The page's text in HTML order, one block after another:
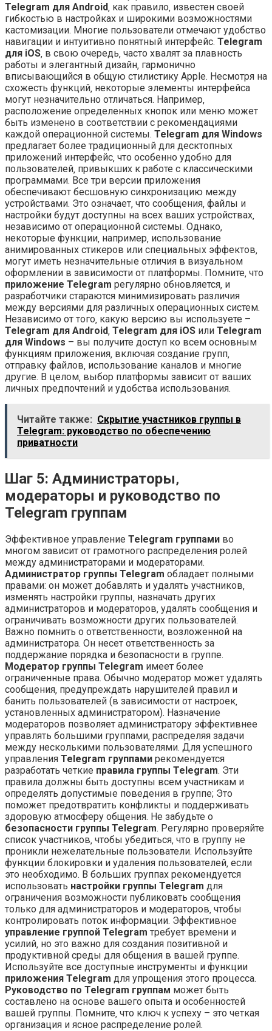
Telegram для Android‚ как правило‚ известен своей
гибкостью в настройках и широкими возможностями
кастомизации. Многие пользователи отмечают удобство
навигации и интуитивно понятный интерфейс. Telegram
для iOS‚ в свою очередь‚ часто хвалят за плавность
работы и элегантный дизайн‚ гармонично
вписывающийся в общую стилистику Apple. Несмотря на
схожесть функций‚ некоторые элементы интерфейса
могут незначительно отличаться. Например‚
расположение определенных кнопок или меню может
быть изменено в соответствии с рекомендациями
каждой операционной системы. Telegram для Windows
предлагает более традиционный для десктопных
приложений интерфейс‚ что особенно удобно для
пользователей‚ привыкших к работе с классическими
программами. Все три версии приложения
обеспечивают бесшовную синхронизацию между
устройствами. Это означает‚ что сообщения‚ файлы и
настройки будут доступны на всех ваших устройствах‚
независимо от операционной системы. Однако‚
некоторые функции‚ например‚ использование
анимированных стикеров или специальных эффектов‚
могут иметь незначительные отличия в визуальном
оформлении в зависимости от платформы. Помните‚ что
приложение Telegram регулярно обновляется‚ и
разработчики стараются минимизировать различия
между версиями для различных операционных систем.
Независимо от того‚ какую версию вы используете –
Telegram для Android‚ Telegram для iOS или Telegram
для Windows – вы получите доступ ко всем основным
функциям приложения‚ включая создание групп‚
отправку файлов‚ использование каналов и многие
другие. В целом‚ выбор платформы зависит от ваших
личных предпочтений и удобства использования.
Читайте также: Скрытие участников группы в
Telegram: руководство по обеспечению
приватности
Шаг 5: Администраторы‚
модераторы и руководство по
Telegram группам
Эффективное управление Telegram группами во
многом зависит от грамотного распределения ролей
между администраторами и модераторами.
Администратор группы Telegram обладает полными
правами: он может добавлять и удалять участников‚
изменять настройки группы‚ назначать других
администраторов и модераторов‚ удалять сообщения и
ограничивать возможности других пользователей.
Важно помнить о ответственности‚ возложенной на
администратора. Он несет ответственность за
поддержание порядка и безопасности в группе.
Модератор группы Telegram имеет более
ограниченные права. Обычно модератор может удалять
сообщения‚ предупреждать нарушителей правил и
банить пользователей (в зависимости от настроек‚
установленных администратором). Назначение
модераторов позволяет администратору эффективнее
управлять большими группами‚ распределяя задачи
между несколькими пользователями. Для успешного
управления Telegram группами рекомендуется
разработать четкие правила группы Telegram. Эти
правила должны быть доступны всем участникам и
определять допустимые поведения в группе; Это
поможет предотвратить конфликты и поддерживать
здоровую атмосферу общения. Не забудьте о
безопасности группы Telegram. Регулярно проверяйте
список участников‚ чтобы убедиться‚ что в группу не
проникли нежелательные пользователи. Используйте
функции блокировки и удаления пользователей‚ если
это необходимо. В больших группах рекомендуется
использовать настройки группы Telegram для
ограничения возможности публиковать сообщения
только для администраторов и модераторов‚ чтобы
контролировать поток информации. Эффективное
управление группой Telegram требует времени и
усилий‚ но это важно для создания позитивной и
продуктивной среды для общения в вашей группе.
Используйте все доступные инструменты и функции
приложения Telegram для упрощения этого процесса.
Руководство по Telegram группам может быть
составлено на основе вашего опыта и особенностей
вашей группы. Помните‚ что ключ к успеху – это четкая
организация и ясное распределение ролей.